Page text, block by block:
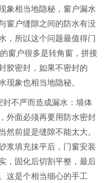
象相当地隐秘，窗户漏水
窗户缝隙之间的防水有没
，所以这个问题最值得门
窗户很多是转角窗，拼接
胶密封，如果不密封的
象也相当地隐秘。
不严而造成漏水：墙体
外面必须再要用防水密封
前提是缝隙不能太大。
浆填充抹平后，门窗安装
，固化后切割平整，最后
这是个相当细心的手工